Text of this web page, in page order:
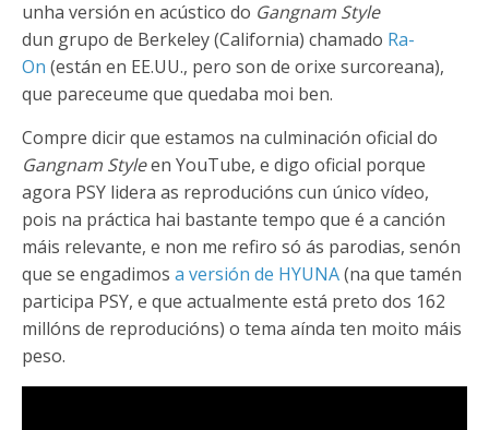
unha versión en acústico do Gangnam Style
dun grupo de Berkeley (California) chamado Ra-
On (están en EE.UU., pero son de orixe surcoreana),
que pareceume que quedaba moi ben.
Compre dicir que estamos na culminación oficial do
Gangnam Styleen YouTube, e digo oficial porque
agora PSY lidera as reproducións cun único vídeo,
pois na práctica hai bastante tempo que é a canción
máis relevante, e non me refiro só ás parodias, senón
que se engadimos a versión de HYUNA(na que tamén
participa PSY, e que actualmente está preto dos 162
millóns de reproducións) o tema aínda ten moito máis
peso.